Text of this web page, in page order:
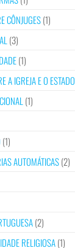
CÔNJUGES(1)
(3)
(1)
A IGREJA E O ESTADO
(1)
(1)
AUTOMÁTICAS(2)
(2)
RELIGIOSA(1)